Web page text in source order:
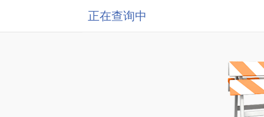
正在查询中